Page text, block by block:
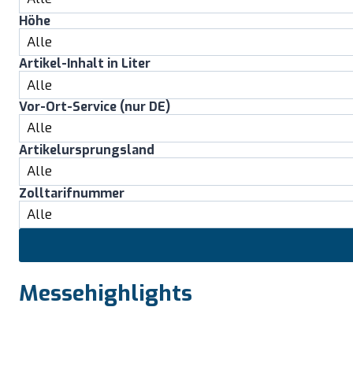
Höhe
Artikel-Inhalt in Liter
Vor-Ort-Service (nur DE)
Artikelursprungsland
Zolltarifnummer
Messehighlights